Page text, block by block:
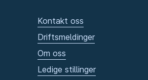
Kontakt oss
Driftsmeldinger
Om oss
Ledige stillinger